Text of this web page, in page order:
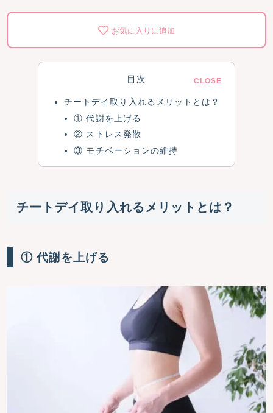
お気に入りに追加
目次
チートデイ取り入れるメリットとは？
① 代謝を上げる
② ストレス発散
③ モチベーションの維持
チートデイ取り入れるメリットとは？
① 代謝を上げる